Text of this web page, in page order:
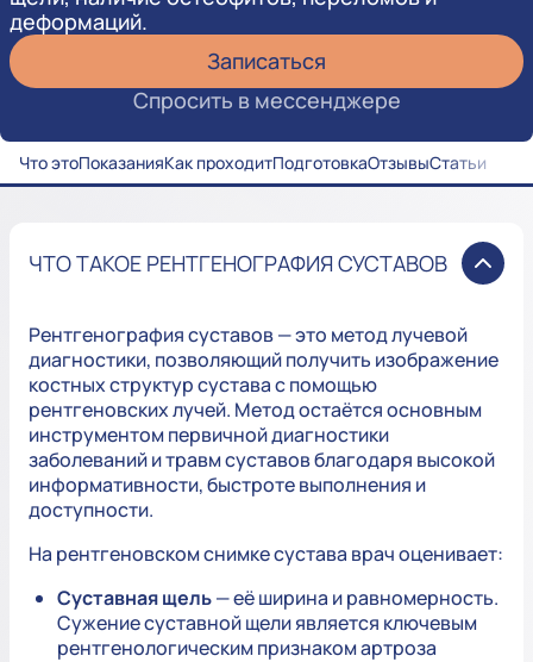
деформаций.
Записаться
Спросить в мессенджере
Что этоПоказанияКак проходитПодготовкаОтзывыСтатьи
ЧТО ТАКОЕ РЕНТГЕНОГРАФИЯ СУСТАВОВ
Рентгенография суставов — это метод лучевой
диагностики, позволяющий получить изображение
костных структур сустава с помощью
рентгеновских лучей. Метод остаётся основным
инструментом первичной диагностики
заболеваний и травм суставов благодаря высокой
информативности, быстроте выполнения и
доступности.
На рентгеновском снимке сустава врач оценивает:
Суставная щель— её ширина и равномерность.
Сужение суставной щели является ключевым
рентгенологическим признаком артроза